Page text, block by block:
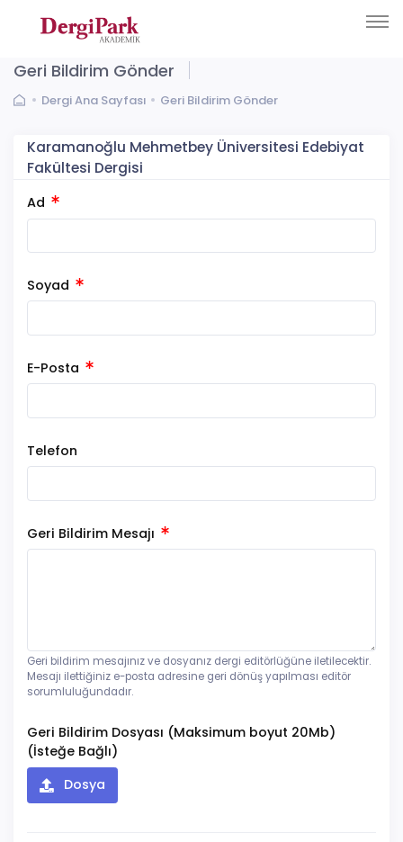
Geri Bildirim Gönder
Dergi Ana Sayfası Geri Bildirim Gönder
Karamanoğlu Mehmetbey Üniversitesi Edebiyat
Fakültesi Dergisi
Ad
Soyad
E-Posta
Telefon
Geri Bildirim Mesajı
Geri bildirim mesajınız ve dosyanız dergi editörlüğüne iletilecektir.
Mesajı ilettiğiniz e-posta adresine geri dönüş yapılması editör
sorumluluğundadır.
Geri Bildirim Dosyası (Maksimum boyut 20Mb)
(İsteğe Bağlı)
Dosya